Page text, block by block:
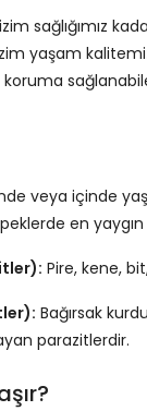
sağlığımız
yaşam
koruma
veya içinde
en
Pire, kene,
Bağırsak
parazitlerdir.